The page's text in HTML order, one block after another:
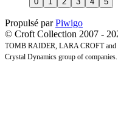
Propulsé parPiwigo
© Croft Collection 2007 -
TOMB RAIDER, LARA CROFT and
Crystal Dynamics group of companies.